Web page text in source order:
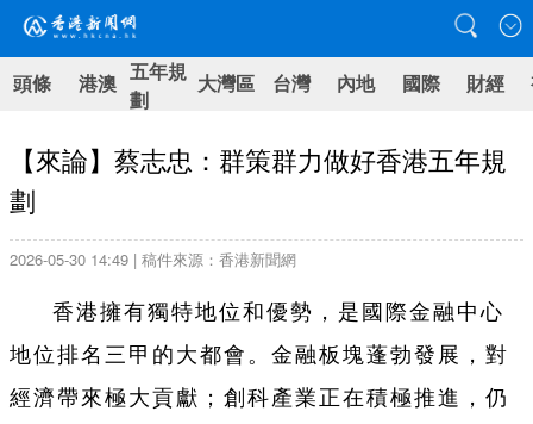
頭條 港澳 五年規
劃
大灣區 台灣 內地 國際 財經
【來論】蔡志忠：群策群力做好香港五年規
劃
2026-05-30 14:49 | 稿件來源：香港新聞網
香港擁有獨特地位和優勢，是國際金融中心
地位排名三甲的大都會。金融板塊蓬勃發展，對
經濟帶來極大貢獻；創科產業正在積極推進，仍